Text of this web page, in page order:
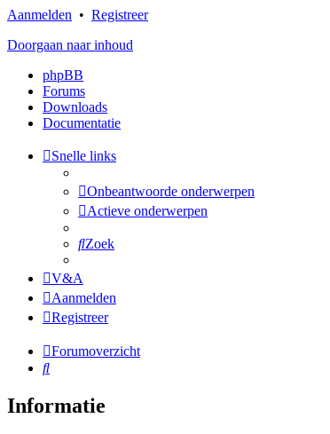
Aanmelden • Registreer
Doorgaan naar inhoud
phpBB
Forums
Downloads
Documentatie
Snelle links
Onbeantwoorde onderwerpen
Actieve onderwerpen
Zoek
V&A
Aanmelden
Registreer
Forumoverzicht
Zoek
Informatie